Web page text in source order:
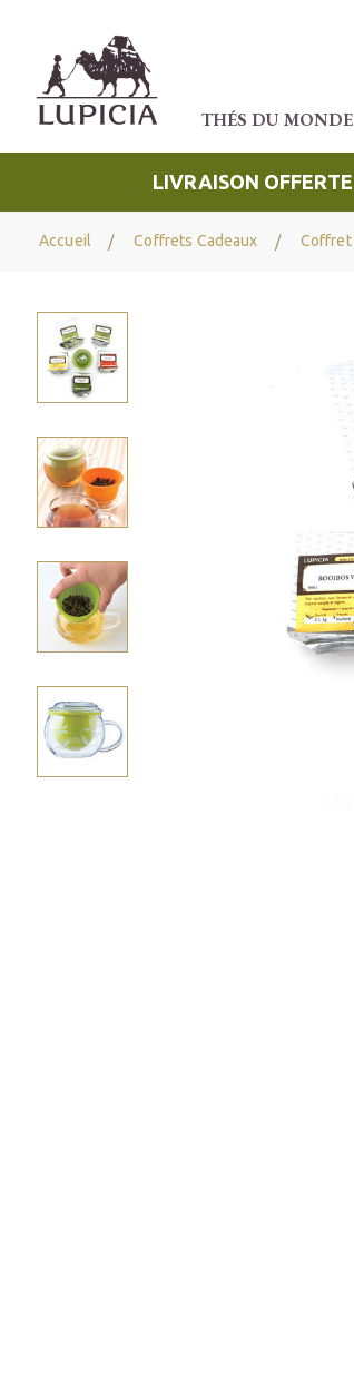
THÉS DU MONDE
LIVRAISON
Accueil Coffrets Cadeaux Coffret